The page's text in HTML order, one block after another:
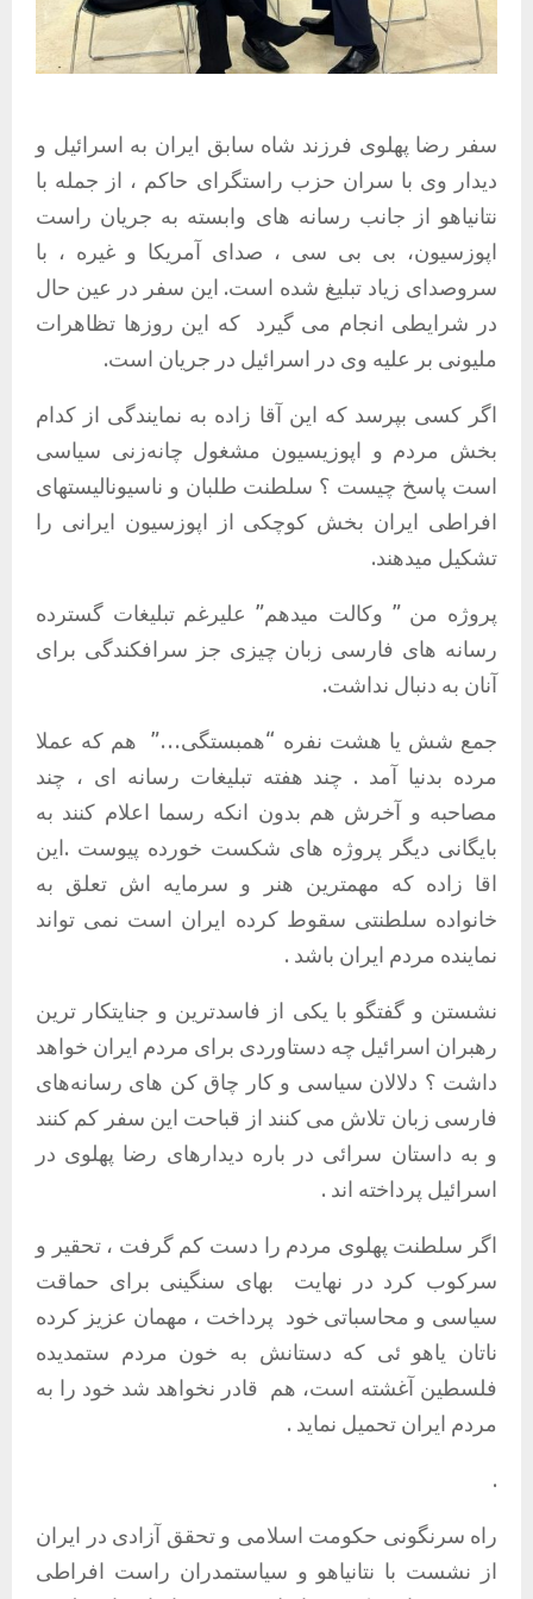
سفر رضا پهلوی فرزند شاه سابق ایران به اسرائیل و
دیدار وی با سران حزب راستگرای حاکم ، از جمله با
نتانیاهو از جانب رسانه های وابسته به جریان راست
اپوزسیون، بی بی سی ، صدای آمریکا و غیره ، با
سروصدای زیاد تبلیغ شده است. این سفر در عین حال
در شرایطی انجام می گیرد
که این روزها تظاهرات
ملیونی بر علیه وی در اسرائیل در جریان است.
اگر کسی بپرسد کە این آقا زادە بە نمایندگی از کدام
بخش مردم و اپوزیسیون مشغول چانەزنی سیاسی
است پاسخ چیست ؟ سلطنت طلبان و ناسیونالیستهای
افراطی ایران بخش کوچکی از اپوزسیون ایرانی را
تشکیل میدهند.
پروژە من ” وکالت میدهم” علیرغم تبلیغات گستردە
رسانە های فارسی زبان چیزی جز سرافکندگی برای
آنان به دنبال نداشت.
جمع شش یا هشت نفرە “همبستگی…”
هم کە عملا
مردە بدنیا آمد . چند هفتە تبلیغات رسانە ای ، چند
مصاحبە و آخرش هم بدون انکە رسما اعلام کنند بە
بایگانی دیگر پروژە های شکست خوردە پیوست .این
اقا زادە کە مهمترین هنر و سرمایە اش تعلق بە
خانوادە سلطنتی سقوط کردە ایران است نمی تواند
نمایندە مردم ایران باشد .
نشستن و گفتگو با یکی از فاسدترین و جنایتکار ترین
رهبران اسرائیل چە دستاوردی برای مردم ایران خواهد
داشت ؟ دلالان سیاسی و کار چاق کن های رسانەهای
فارسی زبان تلاش می کنند از قباحت این سفر کم کنند
و بە داستان سرائی در بارە دیدارهای رضا پهلوی در
اسرائیل پرداخته اند .
اگر سلطنت پهلوی مردم را دست کم گرفت ، تحقیر و
سرکوب کرد در نهایت بهای سنگینی برای حماقت
سیاسی و محاسباتی خود
پرداخت ، مهمان عزیز کرده
ناتان یاهو ئی که دستانش به خون مردم ستمدیده
فلسطین آغشته است، هم قادر نخواهد شد خود را بە
مردم ایران تحمیل نماید .
.
راە سرنگونی حکومت اسلامی و تحقق آزادی در ایران
از نشست با نتانیاهو و سیاستمدران راست افراطی